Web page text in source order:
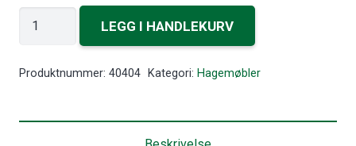
LEGG I HANDLEKURV
Produktnummer: 40404 Kategori: Hagemøbler